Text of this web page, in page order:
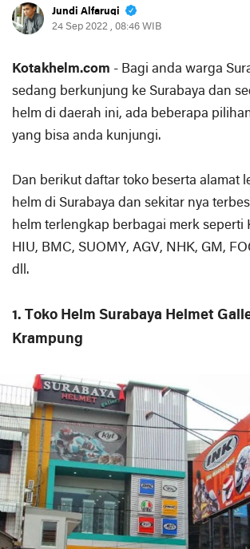
Jundi Alfaruqi
24 Sep 2022 , 08:46 WIB
Kotakhelm.com - Bagi anda warga
sedang berkunjung ke Surabaya dan
helm di daerah ini, ada beberapa
yang bisa anda kunjungi.
Dan berikut daftar toko beserta alamat
helm di Surabaya dan sekitar nya
helm terlengkap berbagai merk seperti
HIU, BMC, SUOMY, AGV, NHK, GM,
dll.
1. Toko Helm Surabaya Helmet
Krampung